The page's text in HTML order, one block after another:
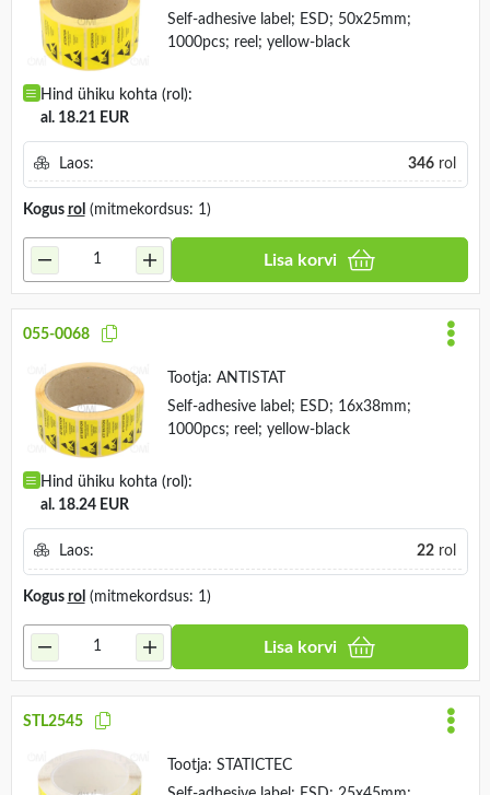
Self-adhesive label; ESD; 50x25mm;
1000pcs; reel; yellow-black
Hind ühiku kohta (rol):
al. 18.21 EUR
Laos: 346rol
Kogus rol (mitmekordsus: 1)
Lisa korvi
055-0068
Tootja: ANTISTAT
Self-adhesive label; ESD; 16x38mm;
1000pcs; reel; yellow-black
Hind ühiku kohta (rol):
al. 18.24 EUR
Laos: 22rol
Kogus rol (mitmekordsus: 1)
Lisa korvi
STL2545
Tootja: STATICTEC